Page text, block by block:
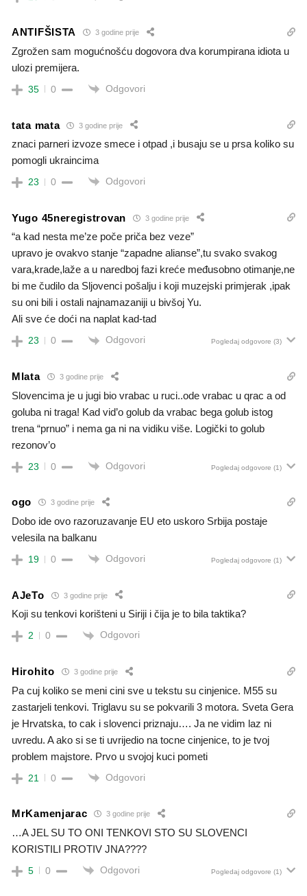
ANTIFŠISTA 3 godine prije
Zgrožen sam mogućnošću dogovora dva korumpirana idiota u
ulozi premijera.
35 0 Odgovori
tata mata 3 godine prije
znaci parneri izvoze smece i otpad ,i busaju se u prsa koliko su
pomogli ukraincima
23 0 Odgovori
Yugo 45neregistrovan 3 godine prije
“a kad nesta me’ze poče priča bez veze”
upravo je ovakvo stanje “zapadne alianse”,tu svako svakog
vara,krade,laže a u naredboj fazi kreće međusobno otimanje,ne
bi me čudilo da Sljovenci pošalju i koji muzejski primjerak ,ipak
su oni bili i ostali najnamazaniji u bivšoj Yu.
Ali sve će doći na naplat kad-tad
23 0 Odgovori Pogledaj odgovore (3)
Mlata 3 godine prije
Slovencima je u jugi bio vrabac u ruci..ode vrabac u qrac a od
goluba ni traga! Kad vid’o golub da vrabac bega golub istog
trena “prnuo” i nema ga ni na vidiku više. Logički to golub
rezonov’o
23 0 Odgovori Pogledaj odgovore (1)
ogo 3 godine prije
Dobo ide ovo razoruzavanje EU eto uskoro Srbija postaje
velesila na balkanu
19 0 Odgovori Pogledaj odgovore (1)
AJeTo 3 godine prije
Koji su tenkovi korišteni u Siriji i čija je to bila taktika?
2 0 Odgovori
Hirohito 3 godine prije
Pa cuj koliko se meni cini sve u tekstu su cinjenice. M55 su
zastarjeli tenkovi. Triglavu su se pokvarili 3 motora. Sveta Gera
je Hrvatska, to cak i slovenci priznaju…. Ja ne vidim laz ni
uvredu. A ako si se ti uvrijedio na tocne cinjenice, to je tvoj
problem majstore. Prvo u svojoj kuci pometi
21 0 Odgovori
MrKamenjarac 3 godine prije
…A JEL SU TO ONI TENKOVI STO SU SLOVENCI
KORISTILI PROTIV JNA????
5 0 Odgovori Pogledaj odgovore (1)